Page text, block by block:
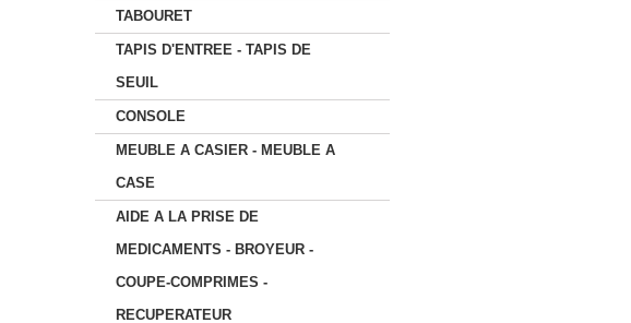
TABOURET
TAPIS D'ENTREE - TAPIS DE
SEUIL
CONSOLE
MEUBLE A CASIER - MEUBLE A
CASE
AIDE A LA PRISE DE
MEDICAMENTS - BROYEUR -
COUPE-COMPRIMES -
RECUPERATEUR